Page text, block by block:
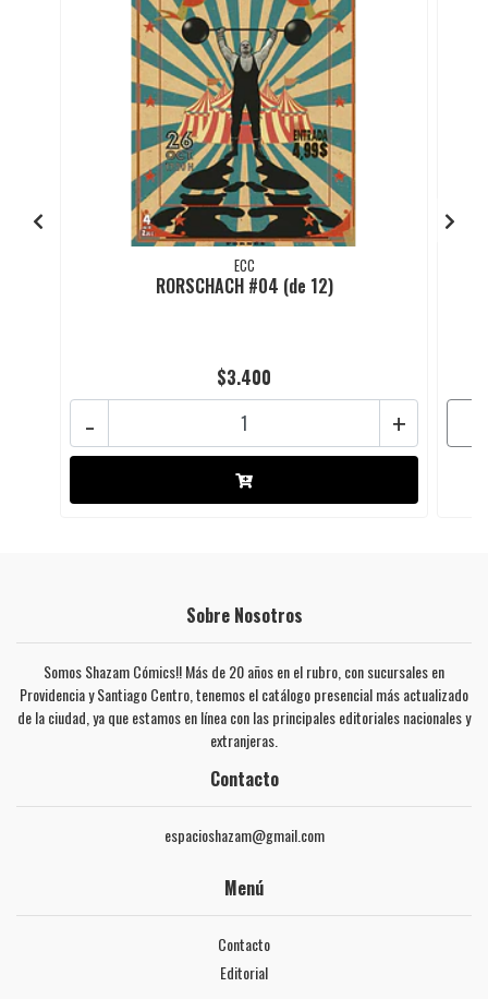
ECC
RORSCHACH #04 (de 12)
$3.400
+
-
Sobre Nosotros
Somos Shazam Cómics!! Más de 20 años en el rubro, con sucursales en
Providencia y Santiago Centro, tenemos el catálogo presencial más actualizado
de la ciudad, ya que estamos en línea con las principales editoriales nacionales y
extranjeras.
Contacto
espacioshazam@gmail.com
Menú
Contacto
Editorial